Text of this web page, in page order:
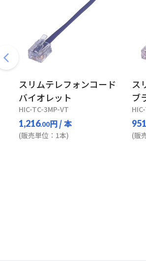
スリムテレフォンコード
バイオレット
HIC-TC-3MP-VT
1,216.00円/ 本
(販売単位：1本)
ス
ブ
(販